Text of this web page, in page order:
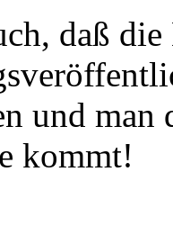
daß
und
kommt!